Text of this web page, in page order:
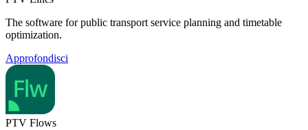
The software for public transport service planning and timetable
optimization.
Approfondisci
PTV Flows